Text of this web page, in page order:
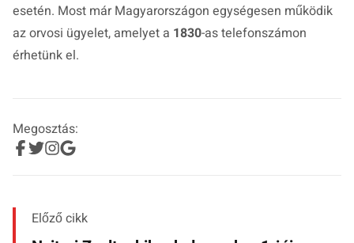
esetén. Most már Magyarországon egységesen működik
az orvosi ügyelet, amelyet a 1830-as telefonszámon
érhetünk el.
Megosztás:
Előző cikk